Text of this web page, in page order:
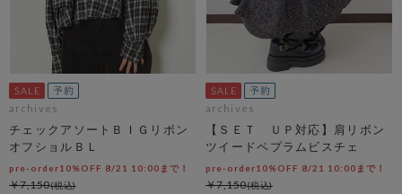
archives
チェックアソートＢＩＧリボン
オフショルＢＬ
pre-order10%OFF 8/21 10:00まで！
￥7,150
archives
【ＳＥＴ ＵＰ対応】肩リボン
ツイードペプラムビスチェ
pre-order10%OFF 8/21 10:00まで！
￥7,150